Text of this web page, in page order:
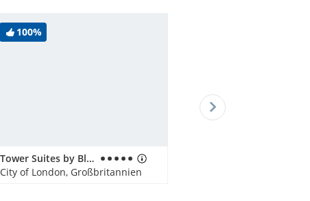
100%
Tower Suites by Blue Orchid
City of London, Großbritannien